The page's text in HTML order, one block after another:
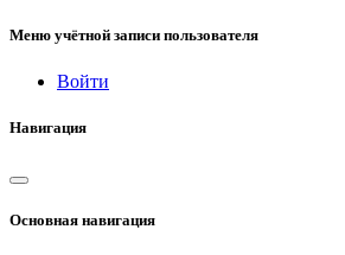
Меню учётной записи пользователя
Войти
Навигация
Основная навигация